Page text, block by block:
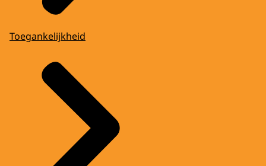
Toegankelijkheid